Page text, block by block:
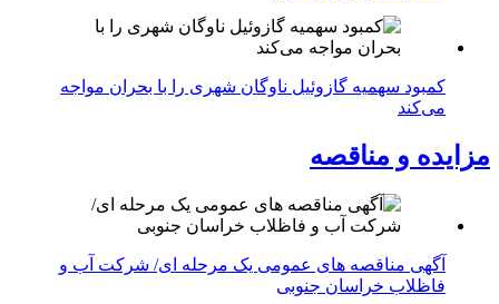
کمبود سهمیه گازوئیل ناوگان شهری را با بحران مواجه
می‌کند
مزایده و مناقصه
آگهی مناقصه های عمومی یک مرحله ای/ شرکت آب و
فاظلاب خراسان جنوبی